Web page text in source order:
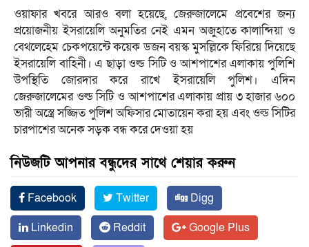
ওয়াফার খবরে আরও বলা হয়েছে, জেরুজালেমে প্রবেশের জন্য
প্রয়োজনীয় ইসরায়েলি অনুমতির নেই এমন অজুহাতে কালান্দিয়া ও
বেথলেহেম চেকপয়েন্টে কয়েক ডজন বয়স্ক মুসল্লিকে ফিরিয়ে দিয়েছে
ইসরায়েলি বাহিনী। এ ছাড়া ওল্ড সিটি ও আশপাশের এলাকায় পুলিশি
উপস্থিতি জোরদার করে রাখে ইসরায়েলি পুলিশ। এদিন
জেরুজালেমের ওল্ড সিটি ও আশপাশের এলাকায় প্রায় ৩ হাজার ৬০০
ভারী অস্ত্রে সজ্জিত পুলিশ অফিসার মোতায়েন করা হয় এবং ওল্ড সিটির
চারপাশের অনেক সড়ক বন্ধ করে দেওয়া হয়
নিউজটি আপনার বন্ধুদের সাথে শেয়ার করুন
Facebook Twitter
Digg
Linkedin
Reddit Google Plus